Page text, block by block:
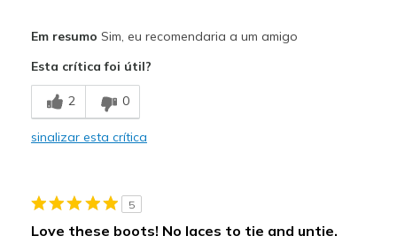
Comfortable
Stylish
Going Out
Em resumo Sim, eu recomendaria a um amigo
Esta crítica foi útil?
2 0
sinalizar esta crítica
5
Love these boots! No laces to tie and untie.